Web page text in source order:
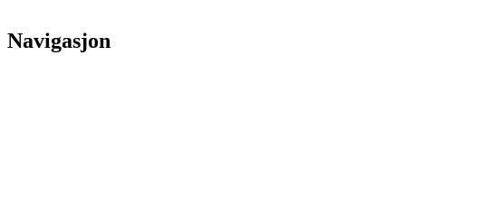
Navigasjon